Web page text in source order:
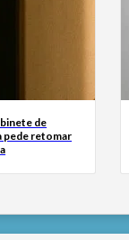
de
pede retomar